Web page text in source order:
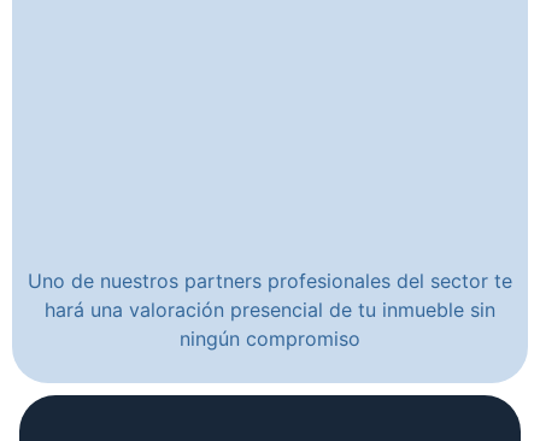
Uno de nuestros partners profesionales del sector te
hará una valoración presencial de tu inmueble sin
ningún compromiso